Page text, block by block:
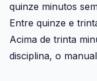
quinze minutos
Entre quinze e
Acima de trinta
disciplina, o